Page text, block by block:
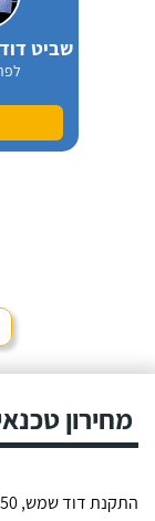
מחירון